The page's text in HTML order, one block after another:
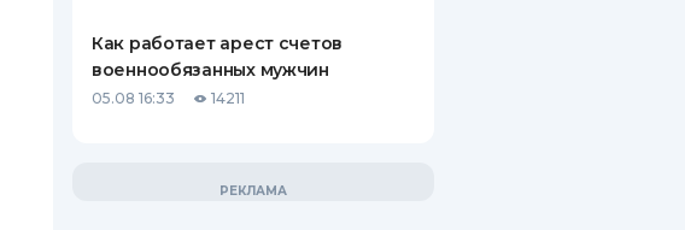
Как работает арест счетов
военнообязанных мужчин
05.08 16:33 14211